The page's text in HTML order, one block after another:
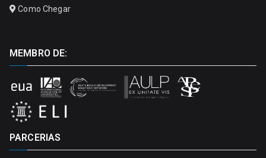
Como Chegar
MEMBRO DE:
PARCERIAS